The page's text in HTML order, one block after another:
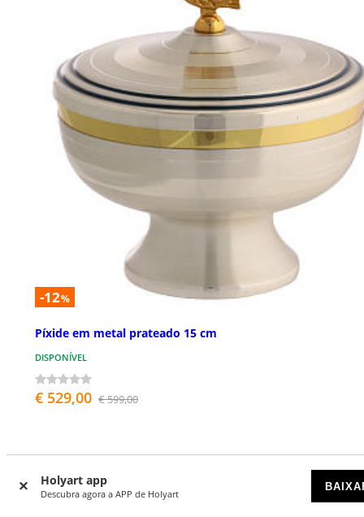
Holyart app
Descubra agora a APP de Holyart
-12%
Píxide em metal prateado 15 cm
DISPONÍVEL
€ 529,00 € 599,00